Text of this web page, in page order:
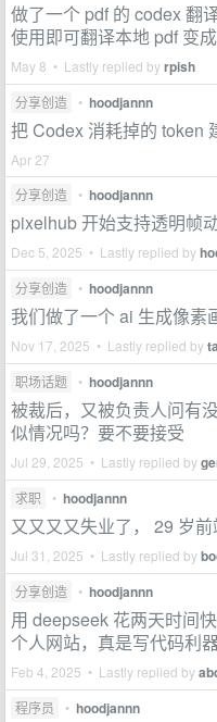
做了一个 pdf 的 codex 翻
使用即可翻译本地 pdf 变
May 8 • Lastly replied byrpish
分享创造 • hoodjannn
把 Codex 消耗掉的 token
Apr 27
分享创造
• hoodjannn
pixelhub 开始支持透明帧
Dec 5, 2025 • Lastly replied by
分享创造 • hoodjannn
我们做了一个 ai 生成像素
Nov 17, 2025 • Lastly replied by
职场话题 • hoodjannn
被裁后，又被负责人问有
似情况吗？要不要接受
Jul 29, 2025 • Lastly replied by
求职 • hoodjannn
又又又又失业了， 29 岁
Jul 31, 2025 • Lastly replied by
分享创造 • hoodjannn
用 deepseek 花两天时间
个人网站，真是写代码利
Feb 4, 2025 • Lastly replied by
程序员 • hoodjannn